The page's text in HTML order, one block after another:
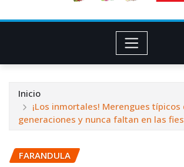
Inicio
¡Los inmortales! Merengues
generaciones y nunca faltan en las
FARANDULA